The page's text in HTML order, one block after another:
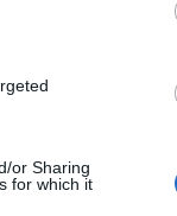
or Sharing
for which it